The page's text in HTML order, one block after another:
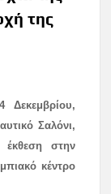
της
Δεκεμβρίου,
Σαλόνι,
έκθεση στην
κέντρο